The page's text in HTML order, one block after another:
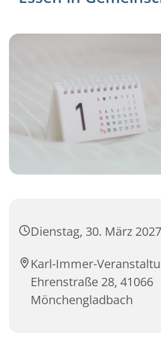
Dienstag, 30. März
Karl-Immer-
Ehrenstraße 28, 41066
Mönchengladbach